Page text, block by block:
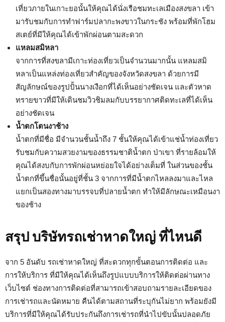
เที่ยวภายในเกาะยอนั้นให้คุณได้นั่งเรือชมทะเลเมืองสงขลา เข้า
มารับชมกับการทำฟาร์มปลากะพงขาวในกระชัง พร้อมที่พักโฮม
สเตย์ที่มีให้คุณได้เข้าพักผ่อนตามสะดวก
แหลมสมิหลา
จากการที่สงขลามีเกาะท่องเที่ยวเป็นจำนวนมากนั้น แหลมสมิ
หลาเป็นแหล่งท่องเที่ยวสำคัญของจังหวัดสงขลา ด้วยการมี
สัญลักษณ์ของรูปปั้นนางเงือกที่ได้เห็นอย่างชัดเจน และตัวหาด
ทรายขาวที่มีให้เดินชมวิวชิมลมกับบรรยากาศติดทะเลที่ได้เห็น
อย่างชัดเจน
น้ำตกโตนงาช้าง
น้ำตกที่มีชื่อ มีจำนวนชั้นน้ำถึง 7 ชั้นให้คุณได้เข้าแช่น้ำท่องเที่ยว
รับชมกับความสวยงามของธรรมชาติน้ำตก ป่าเขา ที่รายล้อมให้
คุณได้สงบกับการพักผ่อนหย่อยใจได้อย่างเต็มที่ ในส่วนของชั้น
น้ำตกที่ขึ้นชื่อนั้นอยู่ที่ชั้น 3 จากการที่มีน้ำตกไหลลงมาและไหล
แยกเป็นสองทางมาบรรจบที่ปลายน้ำตก ทำให้มีลักษณะเหมือนงา
ของช้าง
สรุป บริษัทรถเช่าหาดใหญ่ ที่ไหนดี
จาก 5 อันดับ รถเช่าหาดใหญ่ ที่สะดวกทุกขั้นตอนการติดต่อ และ
การให้บริการ ที่มีให้คุณได้เห็นถึงรูปแบบบริการให้ติดต่อผ่านทาง
เว็บไซต์ ช่องทางการติดต่อที่สามารถเข้าสอบถามรายละเอียดของ
การเช่ารถและนัดหมาย คืนได้ตามสถานที่ระบุกันไม่ยาก พร้อมยังมี
บริการที่มีให้คุณได้รับประกันถึงการเช่ารถที่นำไปขับนั้นปลอดภัย